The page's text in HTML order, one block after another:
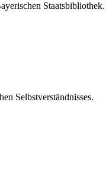
Staatsbibliothek.
Selbstverständnisses.